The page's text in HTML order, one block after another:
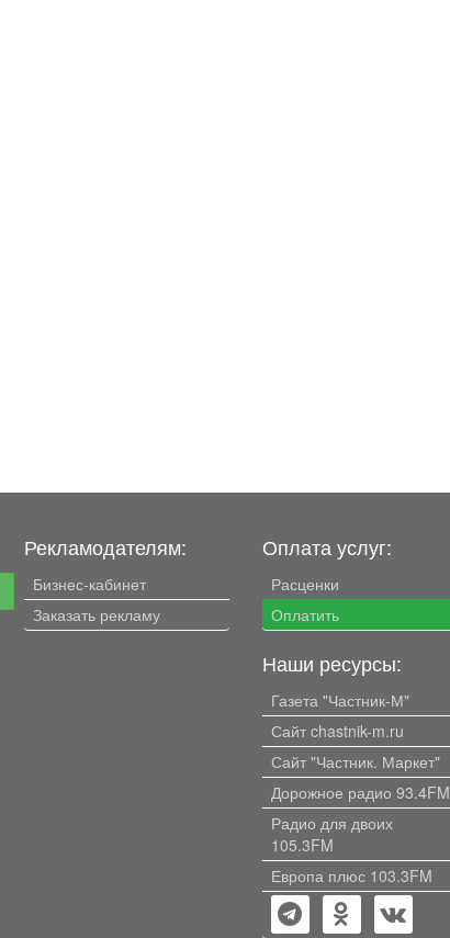
Рекламодателям:
Бизнес-кабинет
Заказать рекламу
Оплата услуг:
Расценки
Оплатить
Наши ресурсы:
Газета "Частник-М"
Сайт chastnik-m.ru
Сайт "Частник. Маркет"
Дорожное радио 93.4FM
Радио для двоих
105.3FM
Европа плюс 103.3FM